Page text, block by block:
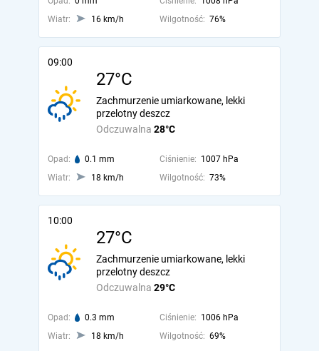
Wiatr:
16 km/h Wilgotność: 76%
09:00
27°C
Odczuwalna 28°C
Zachmurzenie umiarkowane, lekki
przelotny deszcz
Opad: 0.1 mm Ciśnienie: 1007 hPa
Wiatr:
18 km/h Wilgotność: 73%
10:00
27°C
Odczuwalna 29°C
Zachmurzenie umiarkowane, lekki
przelotny deszcz
Opad: 0.3 mm Ciśnienie: 1006 hPa
Wiatr:
18 km/h Wilgotność: 69%